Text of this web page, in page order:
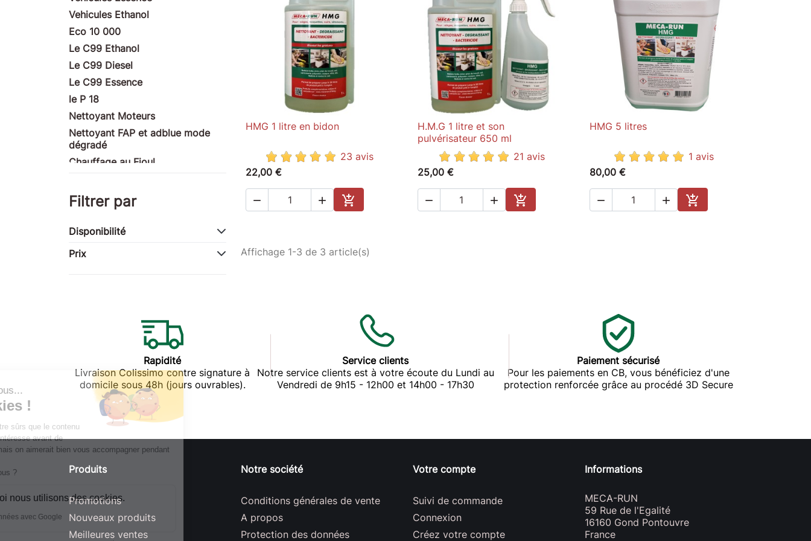
Vehicules Ethanol
Eco 10 000
Le C99 Ethanol
Le C99 Diesel
Le C99 Essence
le P 18
Nettoyant Moteurs
Nettoyant FAP et adblue mode
dégradé
Chauffage au Fioul
Habitation : traitement des
façades et pierres
Produits ULM
Produits compétition
Porte clés flamme
Autocollants Mecarun
Filtrer par
Disponibilité
Prix
 Aperçu rapide
HMG 1 litre en bidon
23 avis
22,00 €
  
Ajouter au panier
 Aperçu rapide
H.M.G 1 litre et son
pulvérisateur 650 ml
21 avis
25,00 €
  
Ajouter au panier
 Aperçu rapide
HMG 5 litres
1 avis
80,00 €
  
Ajouter au panier
Affichage 1-3 de 3 article(s)
Rapidité
Livraison Colissimo contre signature à
domicile sous 48h (jours ouvrables).
Service clients
Notre service clients est à votre écoute du Lundi au
Vendredi de 9h15 - 12h00 et 14h00 - 17h30
Paiement sécurisé
Pour les paiements en CB, vous bénéficiez d'une
protection renforcée grâce au procédé 3D Secure
Produits
Promotions
Nouveaux produits
Meilleures ventes
Notre société
Conditions générales de vente
A propos
Protection des données
Votre compte
Suivi de commande
Connexion
Créez votre compte
Informations
MECA-RUN
59 Rue de l'Egalité
16160 Gond Pontouvre
France